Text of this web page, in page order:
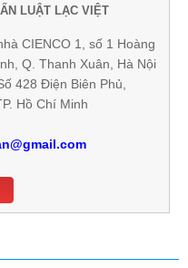
LUẬT LẠC VIỆT
CIENCO 1, số 1 Hoàng
Q. Thanh Xuân, Hà Nội
428 Điện Biên Phủ,
Hồ Chí Minh